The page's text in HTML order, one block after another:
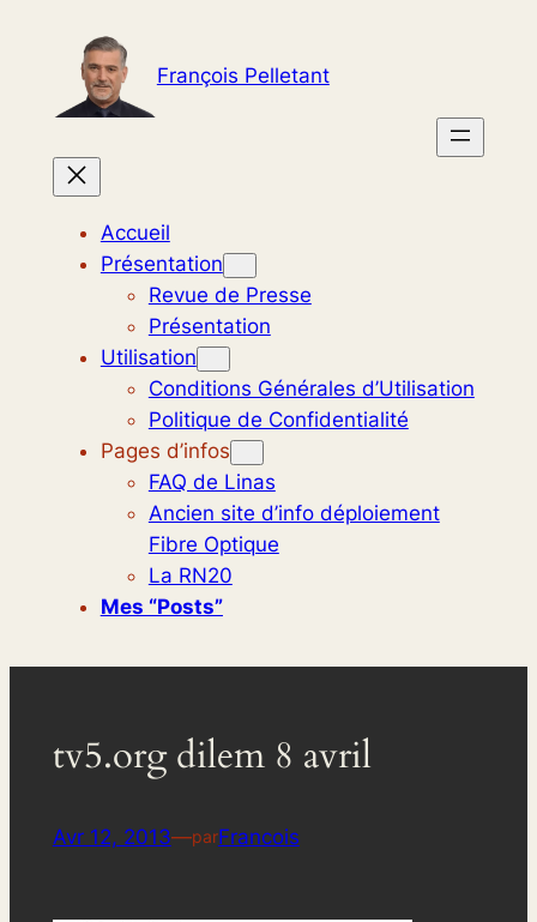
contenu
François Pelletant
Accueil
Présentation
Revue de Presse
Présentation
Utilisation
Conditions Générales d’Utilisation
Politique de Confidentialité
Pages d’infos
FAQ de Linas
Ancien site d’info déploiement
Fibre Optique
La RN20
Mes “posts”
tv5.org dilem 8 avril
Avr 12, 2013—parFrancois